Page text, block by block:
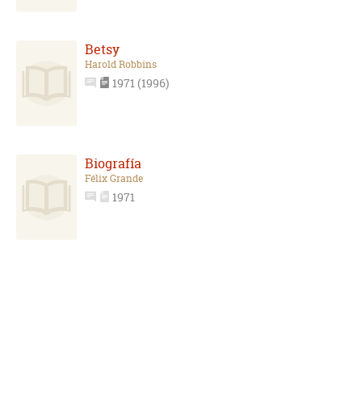
Betsy
Harold Robbins
1971 (1996)
Biografía
Félix Grande
1971